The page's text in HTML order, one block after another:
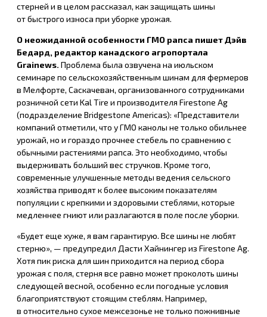
стерней и в целом рассказал, как защищать шины
от быстрого износа при уборке урожая.
О неожиданной особенности ГМО рапса пишет Дэйв
Бедард, редактор канадского агропортала
Grainews. Проблема была озвучена на июльском
семинаре по сельскохозяйственным шинам для фермеров
в Мелфорте, Саскачеван, организованного сотрудниками
розничной сети Kal Tire и производителя Firestone Ag
(подразделение Bridgestone Americas): «Представители
компаний отметили, что у ГМО канолы не только обильнее
урожай, но и гораздо прочнее стебель по сравнению с
обычными растениями рапса. Это необходимо, чтобы
выдерживать больший вес стручков. Кроме того,
современные улучшенные методы ведения сельского
хозяйства приводят к более высоким показателям
популяции с крепкими и здоровыми стеблями, которые
медленнее гниют или разлагаются в поле после уборки.
«Будет еще хуже, я вам гарантирую. Все шины не любят
стерню», — предупредил Дасти Хайнингер из Firestone Ag.
Хотя пик риска для шин приходится на период сбора
урожая с поля, стерня все равно может проколоть шины
следующей весной, особенно если погодные условия
благоприятствуют стоящим стеблям. Например,
в относительно сухое межсезонье не только пожнивные